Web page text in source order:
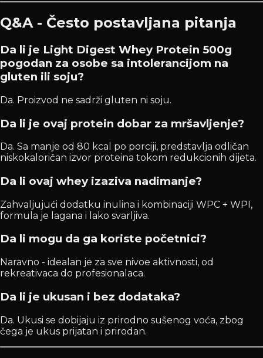
Q&A - Često postavljana pitanja
Da li je Light Digest Whey Protein 500g
pogodan za osobe sa intolerancijom na
gluten ili soju?
Da. Proizvod ne sadrži gluten ni soju.
Da li je ovaj protein dobar za mršavljenje?
Da. Sa manje od 80 kcal po porciji, predstavlja odličan
niskokaloričan izvor proteina tokom redukcionih dijeta.
Da li ovaj whey izaziva nadimanje?
Zahvaljujući dodatku inulina i kombinaciji WPC + WPI,
formula je lagana i lako svarljiva.
Da li mogu da ga koriste početnici?
Naravno - idealan je za sve nivoe aktivnosti, od
rekreativaca do profesionalaca.
Da li je ukusan i bez dodataka?
Da. Ukusi se dobijaju iz prirodno sušenog voća, zbog
čega je ukus prijatan i prirodan.